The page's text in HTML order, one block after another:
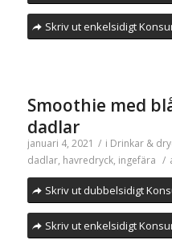
Skriv ut enkelsidigt
Smoothie med
dadlar
januari 4, 2021 / i Drinkar &
dadlar, havredryck, ingefära /
Skriv ut dubbelsidigt
Skriv ut enkelsidigt